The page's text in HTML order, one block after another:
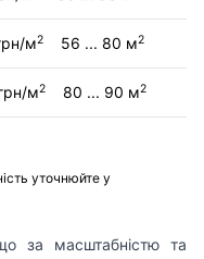
м2 56 ... 80 м2
м2 80 ... 90 м2
уточнюйте у
за масштабністю та